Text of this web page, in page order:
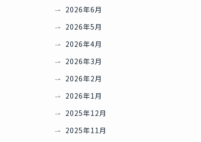
2026年6月
2026年5月
2026年4月
2026年3月
2026年2月
2026年1月
2025年12月
2025年11月